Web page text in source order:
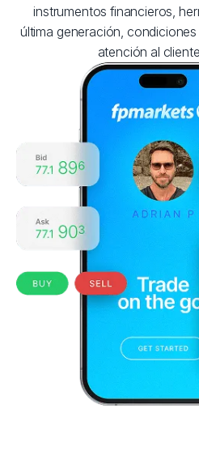
instrumentos financieros,
última generación,
atención al